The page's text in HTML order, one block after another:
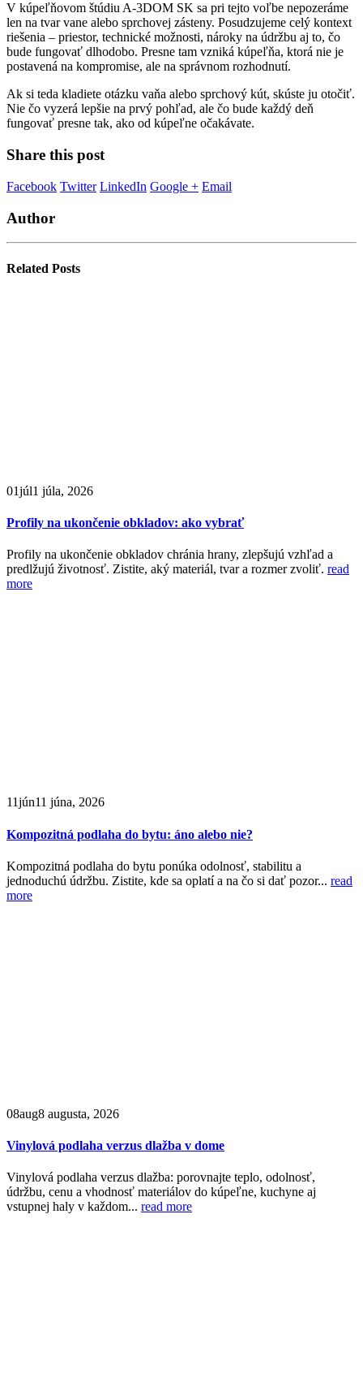
V kúpeľňovom štúdiu A-3DOM SK sa pri tejto voľbe nepozeráme
len na tvar vane alebo sprchovej zásteny. Posudzujeme celý kontext
riešenia – priestor, technické možnosti, nároky na údržbu aj to, čo
bude fungovať dlhodobo. Presne tam vzniká kúpeľňa, ktorá nie je
postavená na kompromise, ale na správnom rozhodnutí.
Ak si teda kladiete otázku vaňa alebo sprchový kút, skúste ju otočiť.
Nie čo vyzerá lepšie na prvý pohľad, ale čo bude každý deň
fungovať presne tak, ako od kúpeľne očakávate.
Share this post
Facebook Twitter LinkedIn Google + Email
Author
Related Posts
01júl1 júla, 2026
Profily na ukončenie obkladov: ako vybrať
Profily na ukončenie obkladov chránia hrany, zlepšujú vzhľad a
predlžujú životnosť. Zistite, aký materiál, tvar a rozmer zvoliť. read
more
11jún11 júna, 2026
Kompozitná podlaha do bytu: áno alebo nie?
Kompozitná podlaha do bytu ponúka odolnosť, stabilitu a
jednoduchú údržbu. Zistite, kde sa oplatí a na čo si dať pozor... read
more
08aug8 augusta, 2026
Vinylová podlaha verzus dlažba v dome
Vinylová podlaha verzus dlažba: porovnajte teplo, odolnosť,
údržbu, cenu a vhodnosť materiálov do kúpeľne, kuchyne aj
vstupnej haly v každom... read more